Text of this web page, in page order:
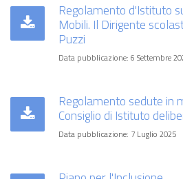
Regolamento d'Istituto
Mobili. Il Dirigente
Puzzi
Data pubblicazione: 6 Settembre
Regolamento sedute in
Consiglio di Istituto
Data pubblicazione: 7 Luglio 2025